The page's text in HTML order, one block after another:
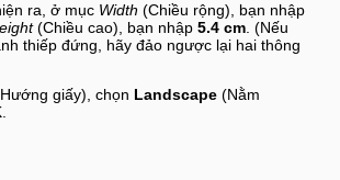
ra, ở mục Width (Chiều rộng), bạn nhập
(Chiều cao), bạn nhập 5.4 cm . (Nếu
thiếp đứng, hãy đảo ngược lại hai thông
giấy), chọn Landscape (Nằm
.